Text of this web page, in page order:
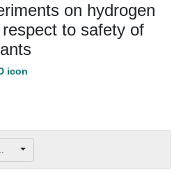
on hydrogen
to safety of
...